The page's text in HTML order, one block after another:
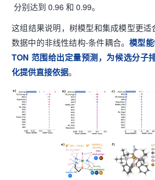
分别达到 0.96 和 0.99。
这组结果说明，树模型和集成模型更
数据中的非线性结构-条件耦合。模型
TON 范围给出定量预测，为候选分子
化提供直接依据。